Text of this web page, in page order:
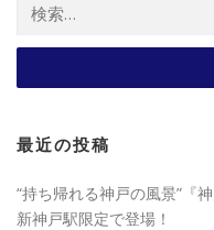
最近の投稿
“持ち帰れる神戸の風景”『
新神戸駅限定で登場！